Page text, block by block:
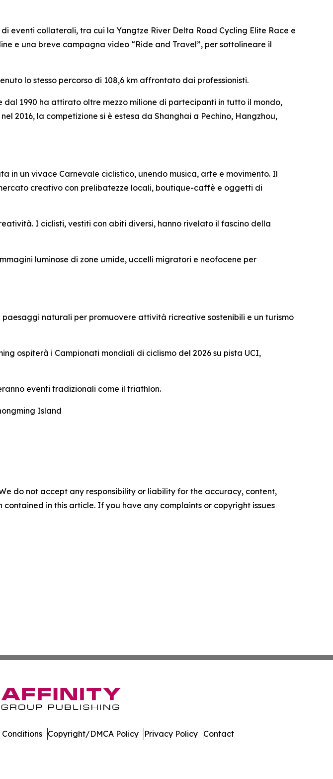
eventi collaterali, tra cui la Yangtze River Delta Road Cycling Elite Race e
e una breve campagna video “Ride and Travel”, per sottolineare il
lo stesso percorso di 108,6 km affrontato dai professionisti.
1990 ha attirato oltre mezzo milione di partecipanti in tutto il mondo,
2016, la competizione si è estesa da Shanghai a Pechino, Hangzhou,
in un vivace Carnevale ciclistico, unendo musica, arte e movimento. Il
creativo con prelibatezze locali, boutique-caffè e oggetti di
I ciclisti, vestiti con abiti diversi, hanno rivelato il fascino della
luminose di zone umide, uccelli migratori e neofocene per
naturali per promuovere attività ricreative sostenibili e un turismo
ospiterà i Campionati mondiali di ciclismo del 2026 su pista UCI,
eventi tradizionali come il triathlon.
Island
do not accept any responsibility or liability for the accuracy, content,
in this article. If you have any complaints or copyright issues
Conditions Copyright/DMCA Policy Privacy Policy Contact